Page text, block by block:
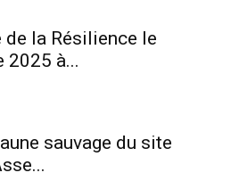
la Résilience le
2025 à...
sauvage du site